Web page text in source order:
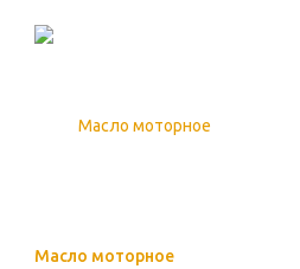
Масло моторное